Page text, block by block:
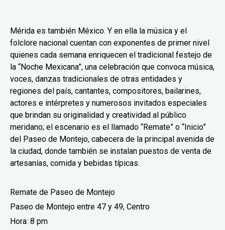
Mérida es también México. Y en ella la música y el
folclore nacional cuentan con exponentes de primer nivel
quienes cada semana enriquecen el tradicional festejo de
la “Noche Mexicana”, una celebración que convoca música,
voces, danzas tradicionales de otras entidades y
regiones del país, cantantes, compositores, bailarines,
actores e intérpretes y numerosos invitados especiales
que brindan su originalidad y creatividad al público
meridano; el escenario es el llamado “Remate” o “Inicio”
del Paseo de Montejo, cabecera de la principal avenida de
la ciudad, donde también se instalan puestos de venta de
artesanías, comida y bebidas típicas.
Remate de Paseo de Montejo
Paseo de Montejo entre 47 y 49, Centro
Hora: 8 pm